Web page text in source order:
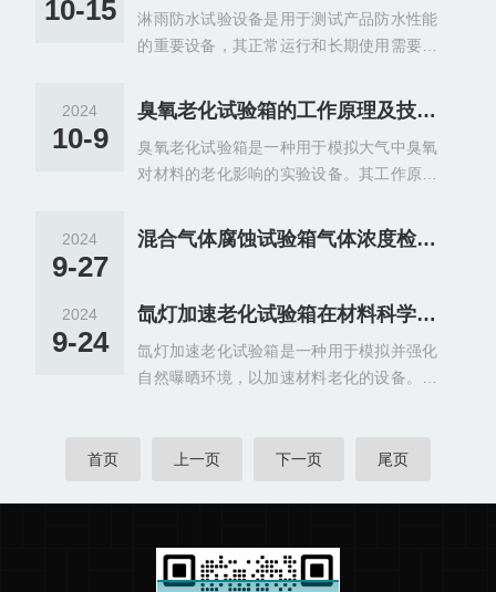
产品在各种环境条件下的性能稳定性，提升
产品的市场竞争力和用户满意度。
10-15
淋雨防水试验设备是用于测试产品防水性能
的重要设备，其正常运行和长期使用需要进
2024
10-9
臭氧老化试验箱的工作原理及技术特点
臭氧老化试验箱是一种用于模拟大气中臭氧
对材料的老化影响的实验设备。其工作原理
定的温度和湿度条件下，对样品进行臭氧老
化处理，以模拟材料在自然环境中长期暴露
2024
9-27
混合气体腐蚀试验箱气体浓度检测方法
2024
9-24
氙灯加速老化试验箱在材料科学研究中的应用
氙灯加速老化试验箱是一种用于模拟并强化
自然曝晒环境，以加速材料老化的设备。其
光照条件下的老化测试。
首页 上一页 下一页 尾页